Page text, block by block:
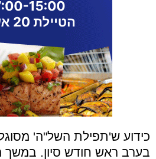
כידוע ש'תפילת השל"ה'
בערב ראש חודש סיון. במשך